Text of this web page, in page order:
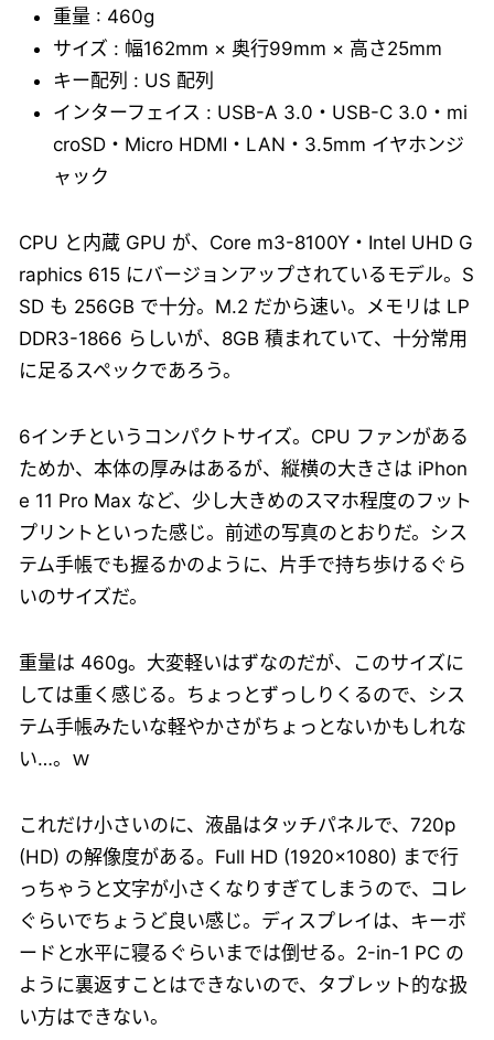
重量 : 460g
サイズ : 幅162mm × 奥行99mm × 高さ25mm
キー配列 : US 配列
インターフェイス : USB-A 3.0・USB-C 3.0・mi
croSD・Micro HDMI・LAN・3.5mm イヤホンジ
ャック
CPU と内蔵 GPU が、Core m3-8100Y・Intel UHD G
raphics 615 にバージョンアップされているモデル。S
SD も 256GB で十分。M.2 だから速い。メモリは LP
DDR3-1866 らしいが、8GB 積まれていて、十分常用
に足るスペックであろう。
6インチというコンパクトサイズ。CPU ファンがある
ためか、本体の厚みはあるが、縦横の大きさは iPhon
e 11 Pro Max など、少し大きめのスマホ程度のフット
プリントといった感じ。前述の写真のとおりだ。シス
テム手帳でも握るかのように、片手で持ち歩けるぐら
いのサイズだ。
重量は 460g。大変軽いはずなのだが、このサイズに
しては重く感じる。ちょっとずっしりくるので、シス
テム手帳みたいな軽やかさがちょっとないかもしれな
い…。ｗ
これだけ小さいのに、液晶はタッチパネルで、720p
(HD) の解像度がある。Full HD (1920x1080) まで行
っちゃうと文字が小さくなりすぎてしまうので、コレ
ぐらいでちょうど良い感じ。ディスプレイは、キーボ
ードと水平に寝るぐらいまでは倒せる。2-in-1 PC の
ように裏返すことはできないので、タブレット的な扱
い方はできない。